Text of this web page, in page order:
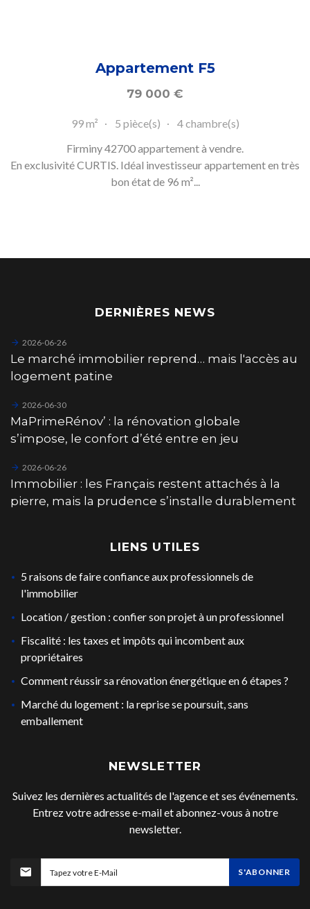
Appartement F5
79 000 €
99 m² 5 pièce(s)
4 chambre(s)
Firminy 42700 appartement à vendre.
En exclusivité CURTIS. Idéal investisseur appartement en très
bon état de 96 m²...
DERNIÈRES NEWS
2026-06-26
Le marché immobilier reprend… mais l'accès au
logement patine
2026-06-30
MaPrimeRénov’ : la rénovation globale
s’impose, le confort d’été entre en jeu
2026-06-26
Immobilier : les Français restent attachés à la
pierre, mais la prudence s’installe durablement
LIENS UTILES
5 raisons de faire confiance aux professionnels de
l'immobilier
Location / gestion : confier son projet à un professionnel
Fiscalité : les taxes et impôts qui incombent aux
propriétaires
Comment réussir sa rénovation énergétique en 6 étapes ?
Marché du logement : la reprise se poursuit, sans
emballement
NEWSLETTER
Suivez les dernières actualités de l'agence et ses événements.
Entrez votre adresse e-mail et abonnez-vous à notre
newsletter.
S'ABONNER